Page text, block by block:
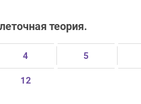
теория.
4 5
12